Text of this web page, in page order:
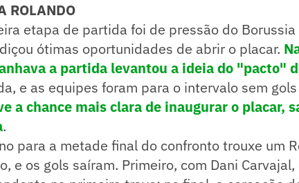
ROLANDO
etapa de partida foi de pressão do
ótimas oportunidades de abrir o placar.
a partida levantou a ideia do "pacto"
e as equipes foram para o intervalo sem
a chance mais clara de inaugurar o placar,
.
para a metade final do confronto trouxe um
e os gols saíram. Primeiro, com Dani